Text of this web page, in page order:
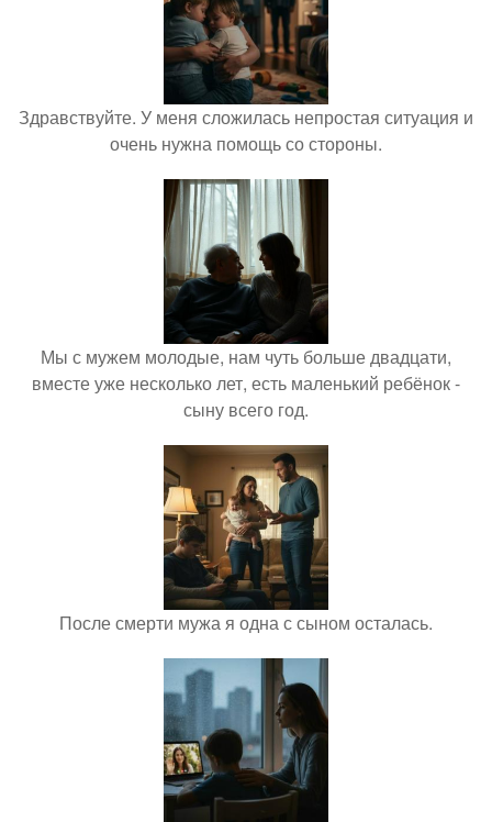
Здравствуйте. У меня сложилась непростая ситуация и
очень нужна помощь со стороны.
Мы с мужем молодые, нам чуть больше двадцати,
вместе уже несколько лет, есть маленький ребёнок -
сыну всего год.
После смерти мужа я одна с сыном осталась.